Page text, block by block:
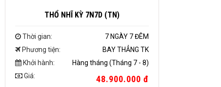
THỔ NHĨ KỲ 7N7D (TN)
Thời gian:
7 NGÀY 7 ĐÊM
Phương tiện:
BAY THẲNG TK
Khởi hành:
Hàng tháng (Tháng 7 - 8)
Giá:
48.900.000 đ